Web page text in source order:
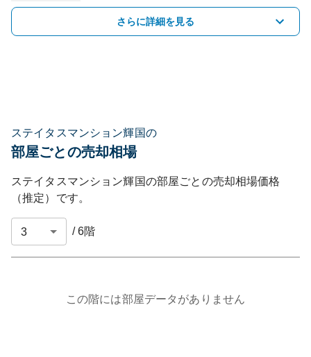
さらに詳細を見る
ステイタスマンション輝国の
部屋ごとの売却相場
ステイタスマンション輝国の部屋ごとの売却相場価格
（推定）です。
/6階
この階には部屋データがありません